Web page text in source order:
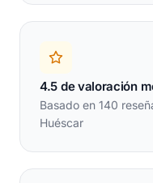
4.5 de valoración
Basado en 140
Huéscar